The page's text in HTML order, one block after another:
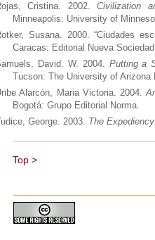
Cristina. 2002.Civilization
Minneapolis: University of
Susana. 2000. “Ciudades
Caracas: Editorial Nueva
David. W. 2004. Putting a
Tucson: The University of Arizona
Alarcón, Maria Victoria. 2004.
Bogotá: Grupo Editorial Norma.
George. 2003. The
Top >